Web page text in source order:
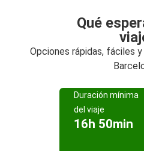
Qué
Opciones rápidas, fáciles
Duración mínima
del viaje
16h 50min